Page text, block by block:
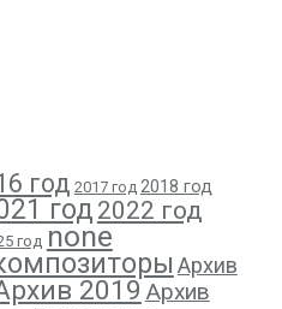
год 2017 год 2018 год
год 2022 год
год none
Архив
2019 Архив